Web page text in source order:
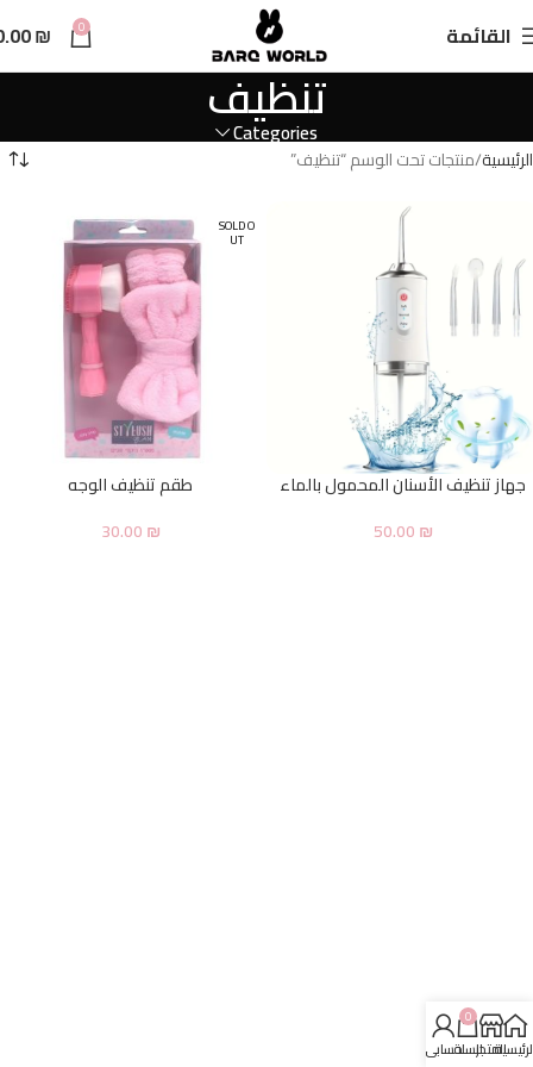
القائمة 0
₪
تنظيف
Categories
الرئيسية منتجات تحت الوسم “تنظيف”
جهاز تنظيف الأسنان المحمول بالماء
50.00₪
SOLD O
UT
طقم تنظيف الوجه
30.00₪
المتجر
0
السلةحسابي